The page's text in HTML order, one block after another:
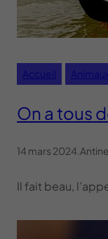
Accueil
On a tous
14 mars 2024
Il fait beau,